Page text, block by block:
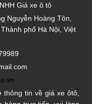
Giá xe ô tô
Nguyễn Hoàng Tôn,
phố Hà Nội, Việt
thông tin về giá xe ôtô,